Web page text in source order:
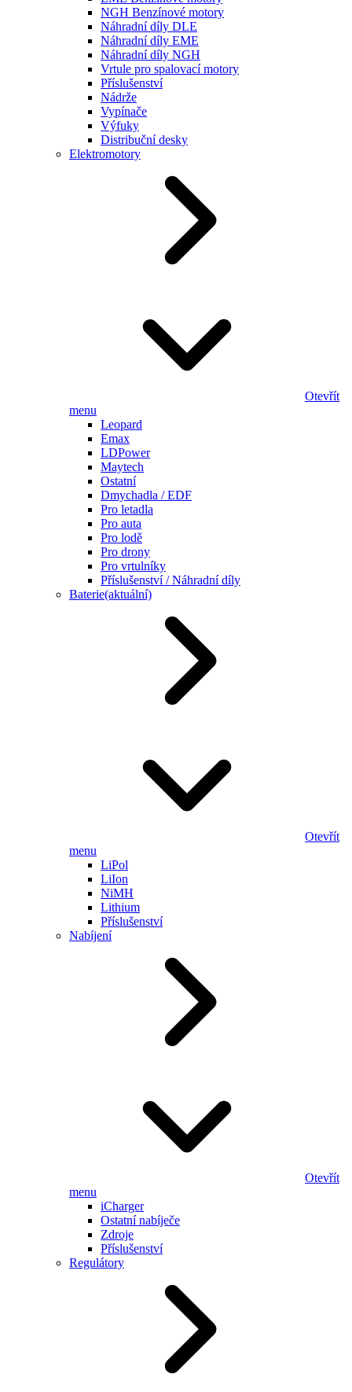
NGH Benzínové motory
Náhradní díly DLE
Náhradní díly EME
Náhradní díly NGH
Vrtule pro spalovací motory
Příslušenství
Nádrže
Vypínače
Výfuky
Distribuční desky
Elektromotory
Otevřít
menu
Leopard
Emax
LDPower
Maytech
Ostatní
Dmychadla / EDF
Pro letadla
Pro auta
Pro lodě
Pro drony
Pro vrtulníky
Příslušenství / Náhradní díly
Baterie(aktuální)
Otevřít
menu
LiPol
LiIon
NiMH
Lithium
Příslušenství
Nabíjení
Otevřít
menu
iCharger
Ostatní nabíječe
Zdroje
Příslušenství
Regulátory